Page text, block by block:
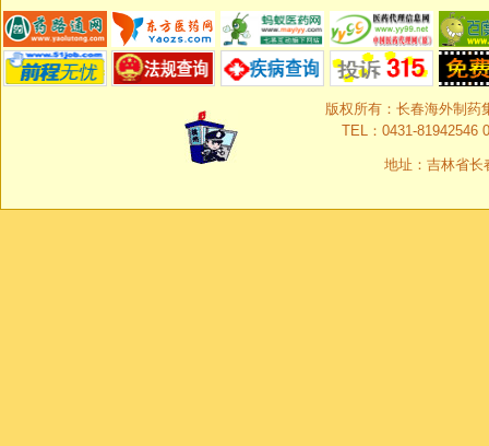
版权所有：长春海外制药
TEL：0431-81942546
地址：吉林省长